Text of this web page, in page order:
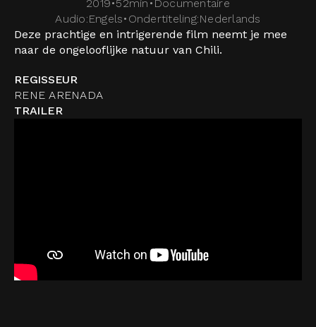
2019•52min • Documentaire
Audio:Engels• Ondertiteling:Nederlands
Deze prachtige en intrigerende film neemt je mee
naar de ongelooflijke natuur van Chili.
REGISSEUR
RENE ARENADA
TRAILER